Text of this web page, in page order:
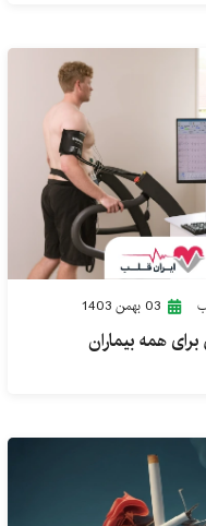
03 بهمن 1403
همه بیماران